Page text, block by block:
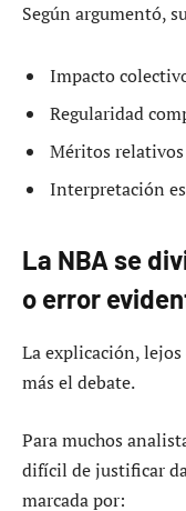
Según argumentó,
Impacto
Regularidad
Méritos
Interpretación
La NBA se
o error
La explicación,
más el debate.
Para muchos
difícil de justificar
marcada por: